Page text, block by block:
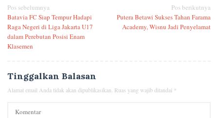
Navigasi
pos
Pos sebelumnya
Batavia FC Siap Tempur Hadapi
Raga Negeri di Liga Jakarta U17
dalam Perebutan Posisi Enam
Klasemen
Pos berikutnya
Putera Betawi Sukses Tahan Farama
Academy, Wisnu Jadi Penyelamat
Tinggalkan Balasan
Alamat email Anda tidak akan dipublikasikan. Ruas yang wajib ditandai *